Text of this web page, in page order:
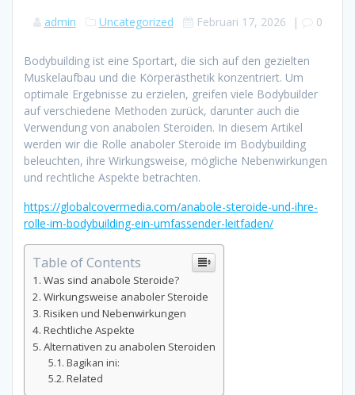
admin Uncategorized Februari 17, 2026 | 0
Bodybuilding ist eine Sportart, die sich auf den gezielten
Muskelaufbau und die Körperästhetik konzentriert. Um
optimale Ergebnisse zu erzielen, greifen viele Bodybuilder
auf verschiedene Methoden zurück, darunter auch die
Verwendung von anabolen Steroiden. In diesem Artikel
werden wir die Rolle anaboler Steroide im Bodybuilding
beleuchten, ihre Wirkungsweise, mögliche Nebenwirkungen
und rechtliche Aspekte betrachten.
https://globalcovermedia.com/anabole-steroide-und-ihre-
rolle-im-bodybuilding-ein-umfassender-leitfaden/
Table of Contents
Was sind anabole Steroide?
Wirkungsweise anaboler Steroide
Risiken und Nebenwirkungen
Rechtliche Aspekte
Alternativen zu anabolen Steroiden
Bagikan ini:
Related